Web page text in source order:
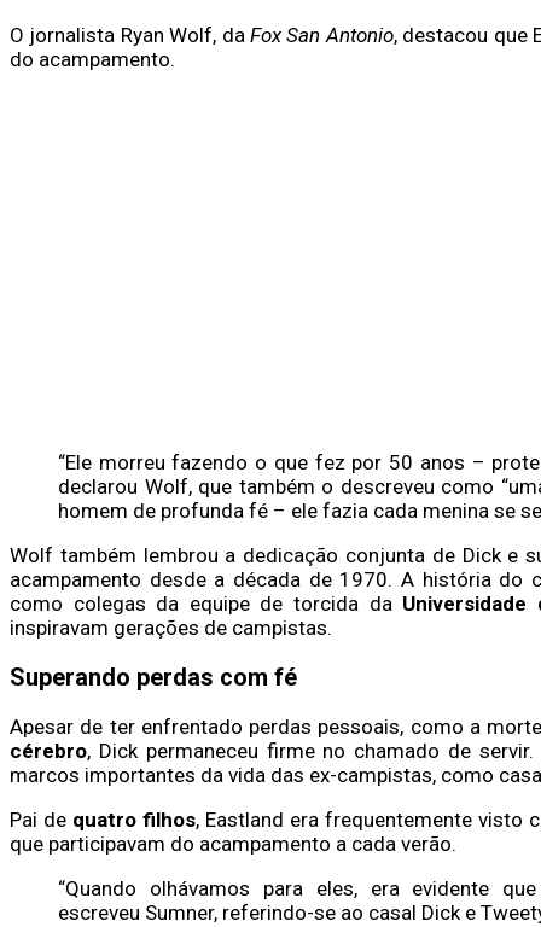
O jornalista Ryan Wolf, daFox San Antonio, destacou que
do acampamento.
“Ele morreu fazendo o que fez por 50 anos –
declarou Wolf, que também o descreveu como
homem de profunda fé – ele fazia cada menina se
Wolf também lembrou a dedicação conjunta de Dick e
acampamento desde a década de 1970. A história do
como colegas da equipe de torcida da Universidade
inspiravam gerações de campistas.
Superando perdas com fé
Apesar de ter enfrentado perdas pessoais, como a
cérebro, Dick permaneceu firme no chamado de
marcos importantes da vida das ex-campistas, como
Pai de quatro filhos, Eastland era frequentemente visto
que participavam do acampamento a cada verão.
“Quando olhávamos para eles, era evidente
escreveu Sumner, referindo-se ao casal Dick e